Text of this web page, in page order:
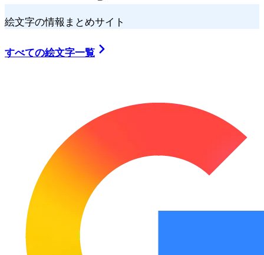
絵文字の情報まとめサイト
すべての絵文字一覧